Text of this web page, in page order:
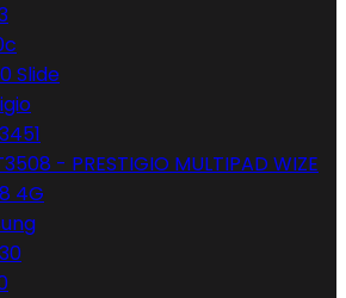
Slide
- PRESTIGIO MULTIPAD WIZE
4G